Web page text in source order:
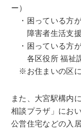
ー）
・困っている方
障害者生活支援
・困っている方
各区役所 福祉
※お住まいの区に
また、大宮駅構内
相談プラザ」にお
公営住宅などの入